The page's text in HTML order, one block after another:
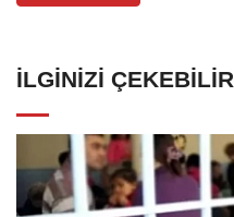
İLGINIZI ÇEKEBILIR